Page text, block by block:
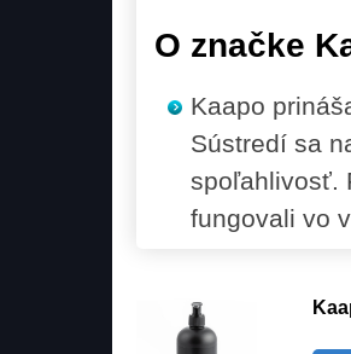
O značke
Kaapo
Sústredí sa
spoľahlivosť.
fungovali vo